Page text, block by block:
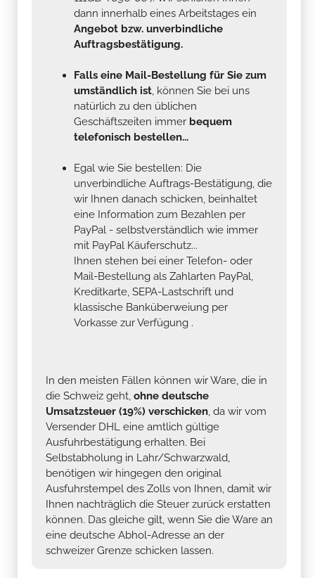
dann innerhalb eines Arbeitstages ein
Angebot bzw. unverbindliche
Auftragsbestätigung.
Falls eine Mail-Bestellung für Sie zum
umständlich ist, können Sie bei uns
natürlich zu den üblichen
Geschäftszeiten immer bequem
telefonisch bestellen...
Egal wie Sie bestellen: Die
unverbindliche Auftrags-Bestätigung, die
wir Ihnen danach schicken, beinhaltet
eine Information zum Bezahlen per
PayPal - selbstverständlich wie immer
mit PayPal Käuferschutz...
Ihnen stehen bei einer Telefon- oder
Mail-Bestellung als Zahlarten PayPal,
Kreditkarte, SEPA-Lastschrift und
klassische Banküberweiung per
Vorkasse zur Verfügung .
In den meisten Fällen können wir Ware, die in
die Schweiz geht, ohne deutsche
Umsatzsteuer (19%) verschicken, da wir vom
Versender DHL eine amtlich gültige
Ausfuhrbestätigung erhalten. Bei
Selbstabholung in Lahr/Schwarzwald,
benötigen wir hingegen den original
Ausfuhrstempel des Zolls von Ihnen, damit wir
Ihnen nachträglich die Steuer zurück erstatten
können. Das gleiche gilt, wenn Sie die Ware an
eine deutsche Abhol-Adresse an der
schweizer Grenze schicken lassen.